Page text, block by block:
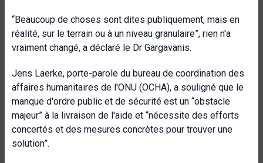
“Beaucoup de choses sont dites publiquement, mais en
réalité, sur le terrain ou à un niveau granulaire”, rien n'a
vraiment changé, a déclaré le Dr Gargavanis.
Jens Laerke, porte-parole du bureau de coordination des
affaires humanitaires de l'ONU (OCHA), a souligné que le
manque d'ordre public et de sécurité est un “obstacle
majeur” à la livraison de l'aide et “nécessite des efforts
concertés et des mesures concrètes pour trouver une
solution”.